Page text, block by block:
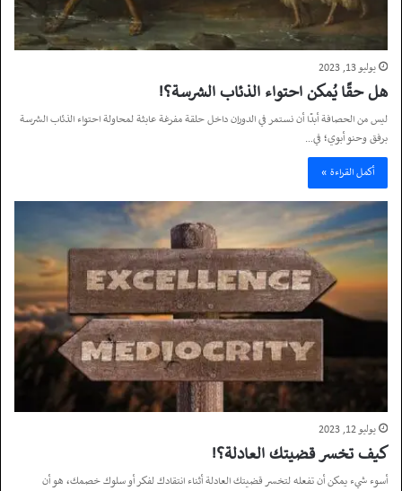
يوليو 13, 2023
هل حقًا يُمكن احتواء الذئاب الشرسة؟!
ليس من الحصافة أبدًا أن نستمر في الدوران داخل حلقة مفرغة عابثة لمحاولة احتواء الذئاب الشرسة
برفق وحنو أبوي؛ في…
أكمل القراءة »
يوليو 12, 2023
كيف تخسر قضيتك العادلة؟!
أسوء شيء يمكن أن تفعله لتخسر قضيتك العادلة أثناء انتقادك لفكر أو سلوك خصمك، هو أن